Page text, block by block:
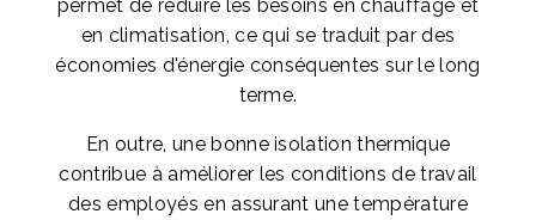
permet de réduire les besoins en chauffage et
en climatisation, ce qui se traduit par des
économies d'énergie conséquentes sur le long
terme.
En outre, une bonne isolation thermique
contribue à améliorer les conditions de travail
des employés en assurant une température